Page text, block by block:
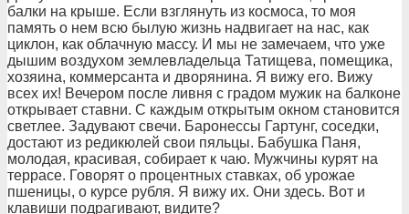
балки на крыше. Если взглянуть из космоса, то моя
память о нем всю былую жизнь надвигает на нас, как
циклон, как облачную массу. И мы не замечаем, что уже
дышим воздухом землевладельца Татищева, помещика,
хозяина, коммерсанта и дворянина. Я вижу его. Вижу
всех их! Вечером после ливня с градом мужик на балконе
открывает ставни. С каждым открытым окном становится
светлее. Задувают свечи. Баронессы Гартунг, соседки,
достают из редикюлей свои пяльцы. Бабушка Паня,
молодая, красивая, собирает к чаю. Мужчины курят на
террасе. Говорят о процентных ставках, об урожае
пшеницы, о курсе рубля. Я вижу их. Они здесь. Вот и
клавиши подрагивают, видите?